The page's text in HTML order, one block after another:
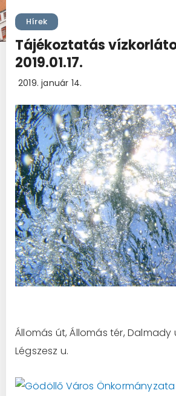
Hírek
Tájékoztatás
2019.01.17.
2019. január 14.
Állomás út, Állomás tér, Dalmady
Légszesz u.